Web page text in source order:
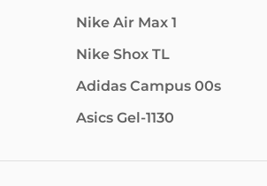
Nike Air Max 1
Nike Shox TL
Adidas Campus 00s
Asics Gel-1130